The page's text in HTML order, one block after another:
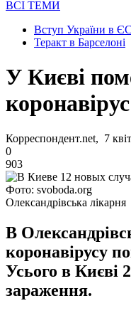
ВСІ ТЕМИ
Вступ України в ЄС
Теракт в Барселоні
У Києві
коронавірус
Корреспондент.net, 7
0
903
Фото: svoboda.org
Олександрівська лікарня
В
коронавірусу
Усього в Києві
зараження.